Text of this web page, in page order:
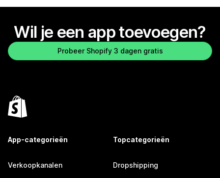
Wil je een app toevoegen?
Probeer Shopify 3 dagen gratis
App-categorieën
Verkoopkanalen
Topcategorieën
Dropshipping